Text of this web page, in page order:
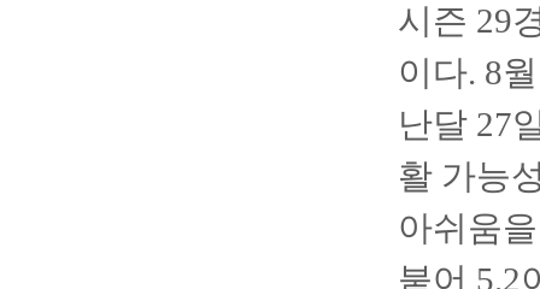
시즌 29
이다. 8
난달 27
활 가능
아쉬움
붙어 5.2